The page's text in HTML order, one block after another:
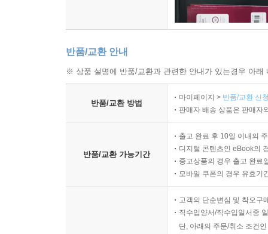
반품/교환 안내
※ 상품 설명에 반품/교환과 관련한 안내가 있는경우 아
반품/교환 방법
마이페이지 > 반품/교환 신
판매자 배송 상품은 판매자
반품/교환 가능기간
출고 완료 후 10일 이내의
디지털 콘텐츠인 eBook의
중고상품의 경우 출고 완료
모바일 쿠폰의 경우 유효기
고객의 단순변심 및 착오구
직수입양서/직수입일서중
단, 아래의 주문/취소 조건